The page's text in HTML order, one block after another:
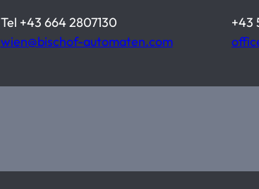
Tel +43 664 2807130
wien@bischof-automaten.com
+43